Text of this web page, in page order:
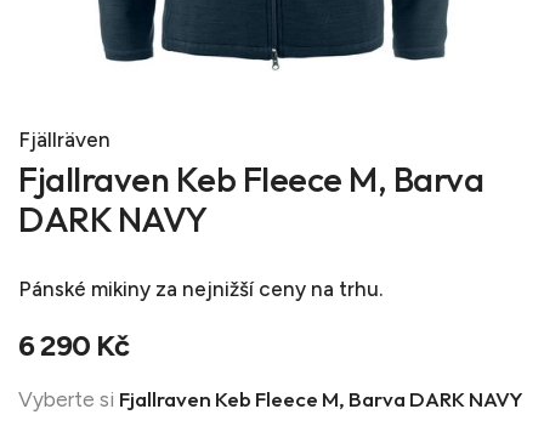
Fjällräven
Fjallraven Keb Fleece M, Barva
DARK NAVY
Pánské mikiny za nejnižší ceny na trhu.
6 290 Kč
Vyberte si Fjallraven Keb Fleece M, Barva DARK NAVY